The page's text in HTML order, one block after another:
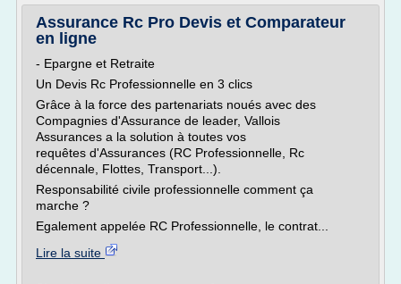
Assurance Rc Pro Devis et Comparateur
en ligne
- Epargne et Retraite
Un Devis Rc Professionnelle en 3 clics
Grâce à la force des partenariats noués avec des
Compagnies d'Assurance de leader, Vallois
Assurances a la solution à toutes vos
requêtes d'Assurances (RC Professionnelle, Rc
décennale, Flottes, Transport...).
Responsabilité civile professionnelle comment ça
marche ?
Egalement appelée RC Professionnelle, le contrat...
Lire la suite